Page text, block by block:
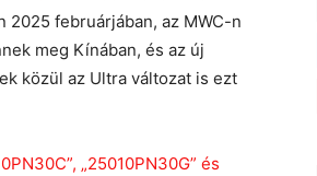
2025 februárjában, az MWC-n
meg Kínában, és az új
közül az Ultra változat is ezt